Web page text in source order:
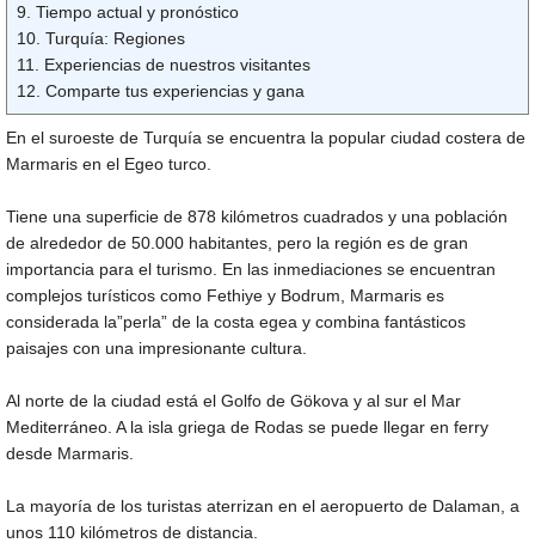
9. Tiempo actual y pronóstico
10. Turquía: Regiones
11. Experiencias de nuestros visitantes
12. Comparte tus experiencias y gana
En el suroeste de Turquía se encuentra la popular ciudad costera de
Marmaris en el Egeo turco.
Tiene una superficie de 878 kilómetros cuadrados y una población
de alrededor de 50.000 habitantes, pero la región es de gran
importancia para el turismo. En las inmediaciones se encuentran
complejos turísticos como Fethiye y Bodrum, Marmaris es
considerada la”perla” de la costa egea y combina fantásticos
paisajes con una impresionante cultura.
Al norte de la ciudad está el Golfo de Gökova y al sur el Mar
Mediterráneo. A la isla griega de Rodas se puede llegar en ferry
desde Marmaris.
La mayoría de los turistas aterrizan en el aeropuerto de Dalaman, a
unos 110 kilómetros de distancia.